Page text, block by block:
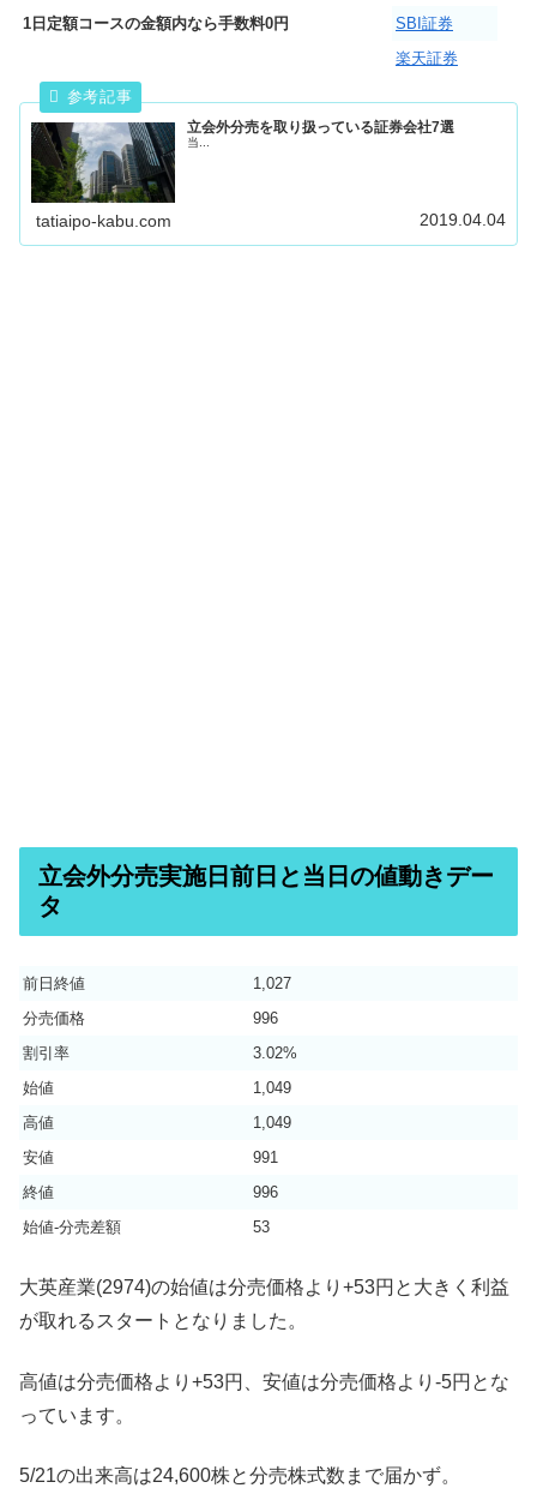
1日定額コースの金額内なら手数料0円
SBI証券
楽天証券
立会外分売を取り扱っている証券会社7選
当...
tatiaipo-kabu.com 2019.04.04
立会外分売実施日前日と当日の値動きデー
タ
前日終値
1,027
分売価格
996
割引率
3.02%
始値
1,049
高値
1,049
安値
991
終値
996
始値-分売差額
53
大英産業(2974)の始値は分売価格より+53円と大きく利益
が取れるスタートとなりました。
高値は分売価格より+53円、安値は分売価格より-5円とな
っています。
5/21の出来高は24,600株と分売株式数まで届かず。